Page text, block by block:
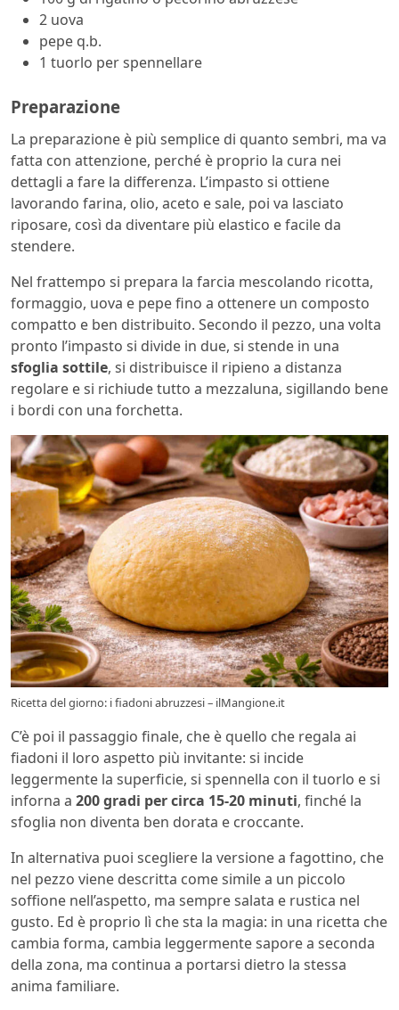
2 uova
pepe q.b.
1 tuorlo per spennellare
Preparazione
La preparazione è più semplice di quanto sembri, ma va
fatta con attenzione, perché è proprio la cura nei
dettagli a fare la differenza. L’impasto si ottiene
lavorando farina, olio, aceto e sale, poi va lasciato
riposare, così da diventare più elastico e facile da
stendere.
Nel frattempo si prepara la farcia mescolando ricotta,
formaggio, uova e pepe fino a ottenere un composto
compatto e ben distribuito. Secondo il pezzo, una volta
pronto l’impasto si divide in due, si stende in una
sfoglia sottile, si distribuisce il ripieno a distanza
regolare e si richiude tutto a mezzaluna, sigillando bene
i bordi con una forchetta.
Ricetta del giorno: i fiadoni abruzzesi – ilMangione.it
C’è poi il passaggio finale, che è quello che regala ai
fiadoni il loro aspetto più invitante: si incide
leggermente la superficie, si spennella con il tuorlo e si
inforna a 200 gradi per circa 15-20 minuti, finché la
sfoglia non diventa ben dorata e croccante.
In alternativa puoi scegliere la versione a fagottino, che
nel pezzo viene descritta come simile a un piccolo
soffione nell’aspetto, ma sempre salata e rustica nel
gusto. Ed è proprio lì che sta la magia: in una ricetta che
cambia forma, cambia leggermente sapore a seconda
della zona, ma continua a portarsi dietro la stessa
anima familiare.